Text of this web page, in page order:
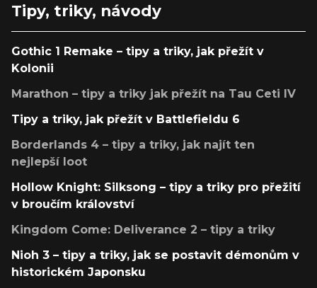
Tipy, triky, návody
Gothic 1 Remake – tipy a triky, jak přežít v
Kolonii
Marathon – tipy a triky jak přežít na Tau Ceti IV
Tipy a triky, jak přežít v Battlefieldu 6
Borderlands 4 – tipy a triky, jak najít ten
nejlepší loot
Hollow Knight: Silksong – tipy a triky pro přežití
v broučím království
Kingdom Come: Deliverance 2 – tipy a triky
Nioh 3 – tipy a triky, jak se postavit démonům v
historickém Japonsku